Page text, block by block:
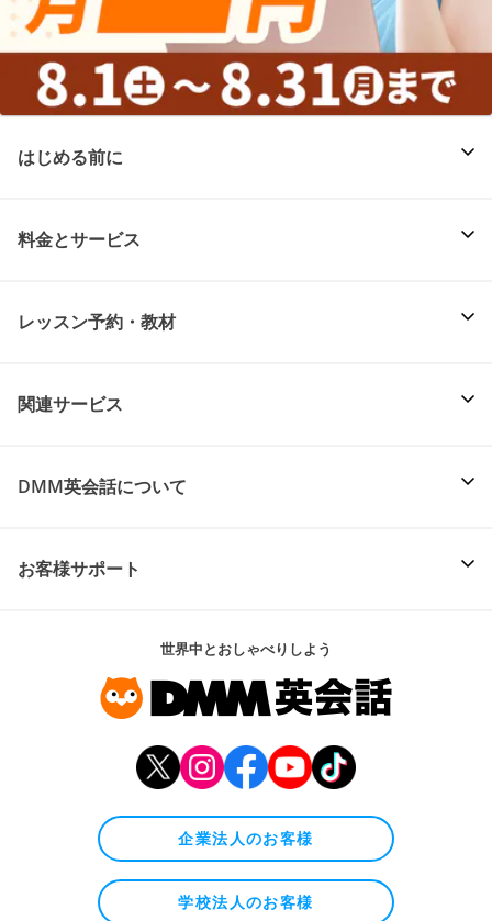
はじめる前に
料金とサービス
レッスン予約・教材
関連サービス
DMM英会話について
お客様サポート
世界中とおしゃべりしよう
企業法人のお客様
学校法人のお客様